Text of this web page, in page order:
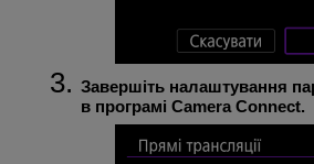
Завершіть налаштування
в програмі Camera Connect.